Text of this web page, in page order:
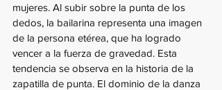
mujeres. Al subir sobre la punta de los
dedos, la bailarina representa una imagen
de la persona etérea, que ha logrado
vencer a la fuerza de gravedad. Esta
tendencia se observa en la historia de la
zapatilla de punta. El dominio de la danza